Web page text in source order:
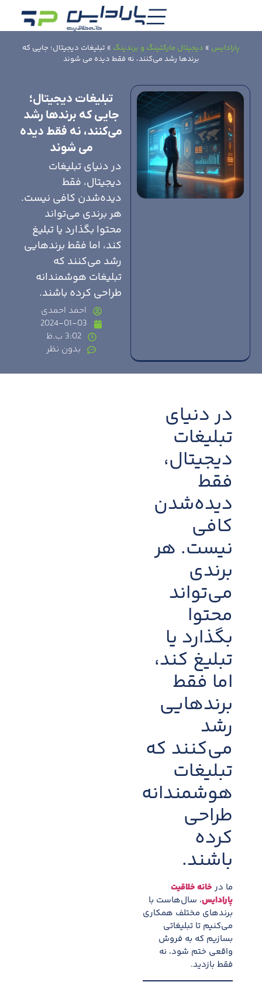
پارادایس » دیجیتال مارکتینگ و برندینگ » تبلیغات دیجیتال؛ جایی که
برندها رشد می‌کنند، نه فقط دیده می شوند
تبلیغات دیجیتال؛
جایی که برندها رشد
می‌کنند، نه فقط دیده
می شوند
در دنیای تبلیغات
دیجیتال، فقط
دیده‌شدن کافی نیست.
هر برندی می‌تواند
محتوا بگذارد یا تبلیغ
کند، اما فقط برندهایی
رشد می‌کنند که
تبلیغات‌ هوشمندانه
طراحی کرده باشند.
احمد احمدی
2024-01-03
3:02 ب.ظ
بدون نظر
در دنیای
تبلیغات
دیجیتال،
فقط
دیده‌شدن
کافی
نیست. هر
برندی
می‌تواند
محتوا
بگذارد یا
تبلیغ کند،
اما فقط
برندهایی
رشد
می‌کنند که
تبلیغات‌
هوشمندانه
طراحی
کرده
باشند.
ما درخانه خلاقیت
پارادایس، سال‌هاست با
برندهای مختلف همکاری
می‌کنیم تا تبلیغاتی
بسازیم که به فروش
واقعی ختم شود، نه
فقط بازدید.